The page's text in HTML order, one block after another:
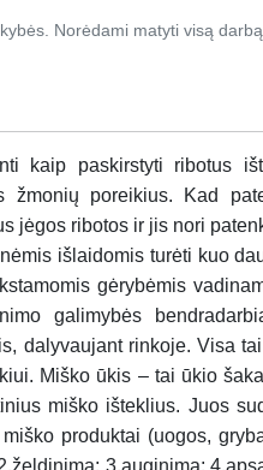
Norėdami matyti visą
kaip paskirstyti ribotus
žmonių poreikius. Kad
jėgos ribotos ir jis nori
išlaidomis turėti kuo
gėrybėmis
galimybės
dalyvaujant rinkoje. Visa
Miško ūkis – tai ūkio
miško išteklius. Juos
produktai (uogos,